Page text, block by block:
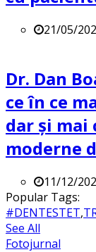
21/05/
Dr. Dan
ce în ce
dar și
moderne
11/12/
Popular Tags:
#DENTESTET,
See All
Fotojurnal